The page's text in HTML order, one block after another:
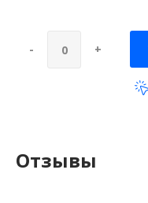
- +
Отзывы